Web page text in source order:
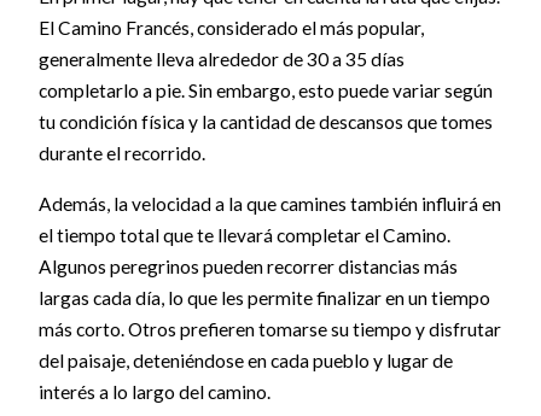
El Camino Francés, considerado el más popular,
generalmente lleva alrededor de 30 a 35 días
completarlo a pie. Sin embargo, esto puede variar según
tu condición física y la cantidad de descansos que tomes
durante el recorrido.
Además, la velocidad a la que camines también influirá en
el tiempo total que te llevará completar el Camino.
Algunos peregrinos pueden recorrer distancias más
largas cada día, lo que les permite finalizar en un tiempo
más corto. Otros prefieren tomarse su tiempo y disfrutar
del paisaje, deteniéndose en cada pueblo y lugar de
interés a lo largo del camino.